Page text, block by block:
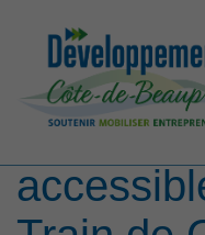
ACCUEIL
ORGANISATION
Nouvelle
autobus: